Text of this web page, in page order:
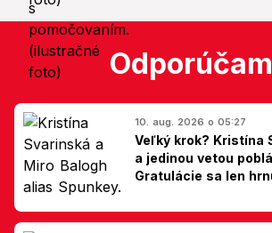
10. aug. 2026 o 05:27
Veľký krok? Kristína
a jedinou vetou
Gratulácie sa len